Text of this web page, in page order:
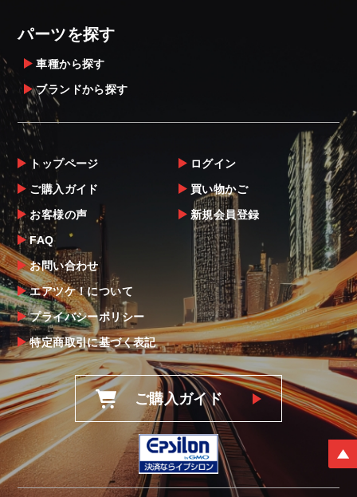
パーツを探す
車種から探す
ブランドから探す
トップページ
ご購入ガイド
お客様の声
FAQ
お問い合わせ
エアツケ！について
プライバシーポリシー
特定商取引に基づく表記
ログイン
買い物かご
新規会員登録
ご購入ガイド